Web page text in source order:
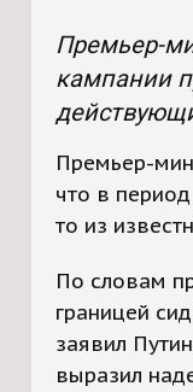
Премьер-
кампании
Премьер-
что в
то из
По словам
границей
заявил
выразил